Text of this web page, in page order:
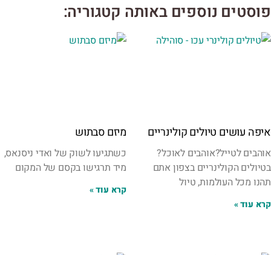
פוסטים נוספים באותה קטגוריה:
איפה עושים טיולים קולינריים
אוהבים לטייל?אוהבים לאוכל?
בטיולים הקולינריים בצפון אתם
תהנו מכל העולמות, טיול
קרא עוד »
מיזם סבתוש
כשתגיעו לשוק של ואדי ניסנאס,
מיד תרגישו בקסם של המקום
קרא עוד »